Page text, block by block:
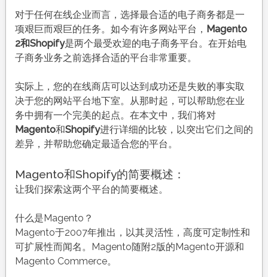
对于任何在线企业而言，选择最合适的电子商务都是一
项艰巨而艰巨的任务。如今有许多网站平台， Magento
2和Shopify是两个最受欢迎的电子商务平台。在开始电
子商务业务之前选择合适的平台非常重要。
实际上，您的在线商店可以达到成功还是失败的事实取
决于您的网站平台地下室。从那时起，可以帮助您在业
务中拥有一个完美的起点。在本文中，我们将对
Magento和Shopify进行详细的比较，以突出它们之间的
差异，并帮助您确定最适合您的平台。
Magento和Shopify的简要概述：
让我们探索这两个平台的简要概述。
什么是Magento？
Magento于2007年推出，以其灵活性，高度可定制性和
可扩展性而闻名。Magento随附2版的Magento开源和
Magento Commerce。